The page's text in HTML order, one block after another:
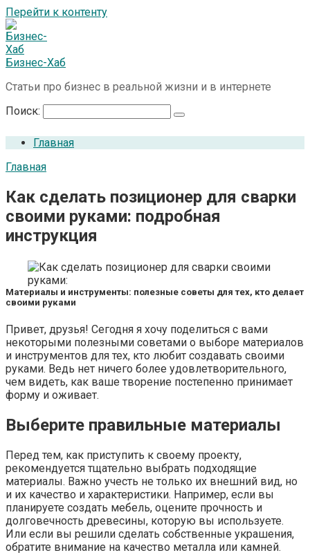
Перейти к контенту
Бизнес-Хаб
Статьи про бизнес в реальной жизни и в интернете
Поиск:
Главная
Главная
Как сделать позиционер для сварки
своими руками: подробная
инструкция
Материалы и инструменты: полезные советы для тех, кто делает
своими руками
Привет, друзья! Сегодня я хочу поделиться с вами
некоторыми полезными советами о выборе материалов
и инструментов для тех, кто любит создавать своими
руками. Ведь нет ничего более удовлетворительного,
чем видеть, как ваше творение постепенно принимает
форму и оживает.
Выберите правильные материалы
Перед тем, как приступить к своему проекту,
рекомендуется тщательно выбрать подходящие
материалы. Важно учесть не только их внешний вид, но
и их качество и характеристики. Например, если вы
планируете создать мебель, оцените прочность и
долговечность древесины, которую вы используете.
Или если вы решили сделать собственные украшения,
обратите внимание на качество металла или камней.